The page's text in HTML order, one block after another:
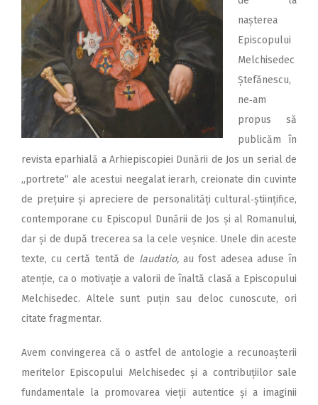
nașterea
Episcopului
Melchisedec
Ștefănescu,
ne‑am
propus să
publicăm în
revista eparhială a Arhiepiscopiei Dunării de Jos un serial de
„portrete“ ale acestui neegalat ierarh, creionate din cuvinte
de prețuire și apreciere de personalități cultural‑științifice,
contemporane cu Episcopul Dunării de Jos și al Romanului,
dar și de după trecerea sa la cele veșnice. Unele din aceste
texte, cu certă tentă de laudatio,au fost adesea aduse în
atenție, ca o motivație a valorii de înaltă clasă a Epis­copului
Melchisedec. Altele sunt puțin sau deloc cunoscute, ori
citate fragmentar.
Avem convingerea că o astfel de antologie a recunoașterii
meritelor Episcopului Melchisedec și a contribuțiilor sale
fundamentale la promovarea vieții autentice și a imaginii